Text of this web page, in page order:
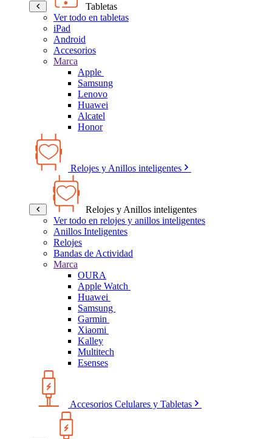
Tabletas
Ver todo en tabletas
iPad
Android
Accesorios
Marca
Apple
Samsung
Lenovo
Huawei
Alcatel
Honor
Relojes y Anillos inteligentes
Relojes y Anillos inteligentes
Ver todo en relojes y anillos inteligentes
Anillos Inteligentes
Relojes
Bandas de Actividad
Marca
OURA
Apple Watch
Huawei
Samsung
Garmin
Xiaomi
Kalley
Multitech
Esenses
Accesorios Celulares y Tabletas